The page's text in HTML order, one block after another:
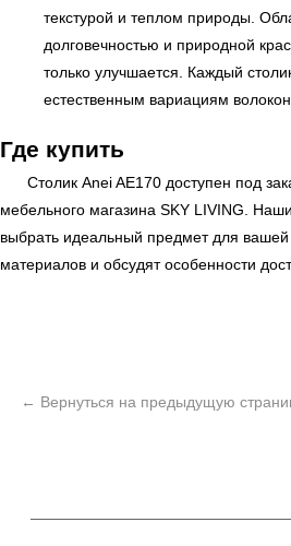
текстурой и теплом природы.
долговечностью и природной
только улучшается. Каждый
естественным вариациям волокон
Где купить
Столик Anei AE170 доступен под
мебельного магазина SKY LIVING .
выбрать идеальный предмет для вашей
материалов и обсудят особенности